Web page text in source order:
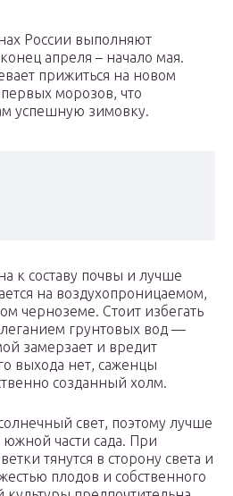
России выполняют
апреля – начало мая.
прижиться на новом
морозов, что
успешную зимовку.
к составу почвы и лучше
на воздухопроницаемом,
черноземе. Стоит избегать
грунтовых вод —
замерзает и вредит
выхода нет, саженцы
созданный холм.
свет, поэтому лучше
южной части сада. При
тянутся в сторону света и
плодов и собственного